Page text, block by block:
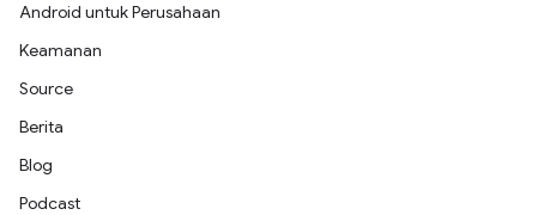
Android untuk Perusahaan
Keamanan
Source
Berita
Blog
Podcast